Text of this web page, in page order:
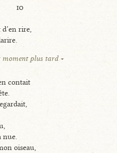
io
rire,
moment plus tard
contait
nue.
oiseau,